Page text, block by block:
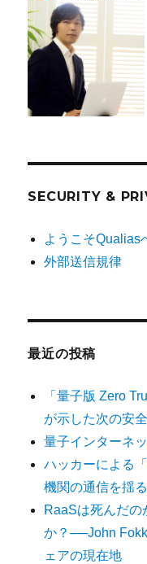
SECURITY &
ようこそQualias
外部送信規律
最近の投稿
「量子版 Zero
が示した次の安
量子インターネ
ハッカーによる
機関の通信を揺
RaaSは死んだ
か？──John
ェアの現在地